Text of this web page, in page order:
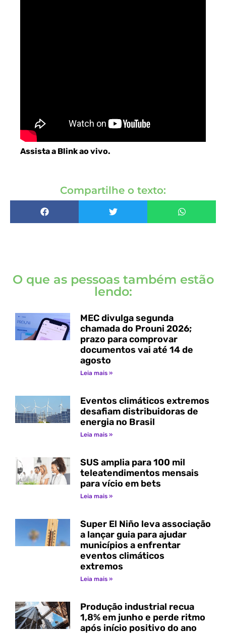
Assista a Blink ao vivo.
Compartilhe o texto:
O que as pessoas também estão
lendo:
MEC divulga segunda
chamada do Prouni 2026;
prazo para comprovar
documentos vai até 14 de
agosto
Leia mais »
Eventos climáticos extremos
desafiam distribuidoras de
energia no Brasil
Leia mais »
SUS amplia para 100 mil
teleatendimentos mensais
para vício em bets
Leia mais »
Super El Niño leva associação
a lançar guia para ajudar
municípios a enfrentar
eventos climáticos
extremos
Leia mais »
Produção industrial recua
1,8% em junho e perde ritmo
após início positivo do ano